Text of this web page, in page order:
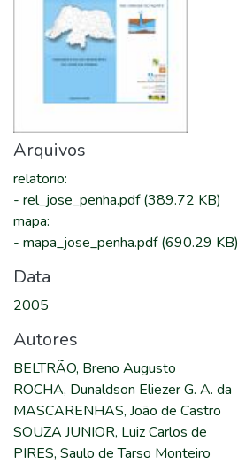
Arquivos
relatorio:
- rel_jose_penha.pdf(389.72 KB)
mapa:
- mapa_jose_penha.pdf(690.29 KB)
Data
2005
Autores
BELTRÃO, Breno Augusto
ROCHA, Dunaldson Eliezer G. A. da
MASCARENHAS, João de Castro
SOUZA JUNIOR, Luiz Carlos de
PIRES, Saulo de Tarso Monteiro